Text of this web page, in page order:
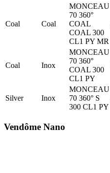
Coal Coal
MONCEAU
70 360°
COAL
COAL 300
CL1 PY MR
Coal Inox
MONCEAU
70 360°
COAL 300
CL1 PY
Silver Inox
MONCEAU
70 360° S
300 CL1 PY
Vendôme Nano